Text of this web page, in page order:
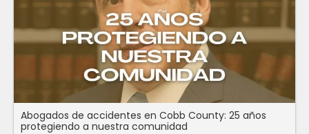
Abogados de accidentes en Cobb County: 25 años
protegiendo a nuestra comunidad